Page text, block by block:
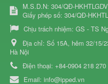
M.S.D.N: 304/QĐ-
Giấy phép số: 304/QĐ-
Chịu trách nhiệm: GS - TS
Địa chỉ: Số 15A, hẻm 32/15/
Hà Nội
Điện thoại: +84-0904 218 270
Email: info@ipped.vn